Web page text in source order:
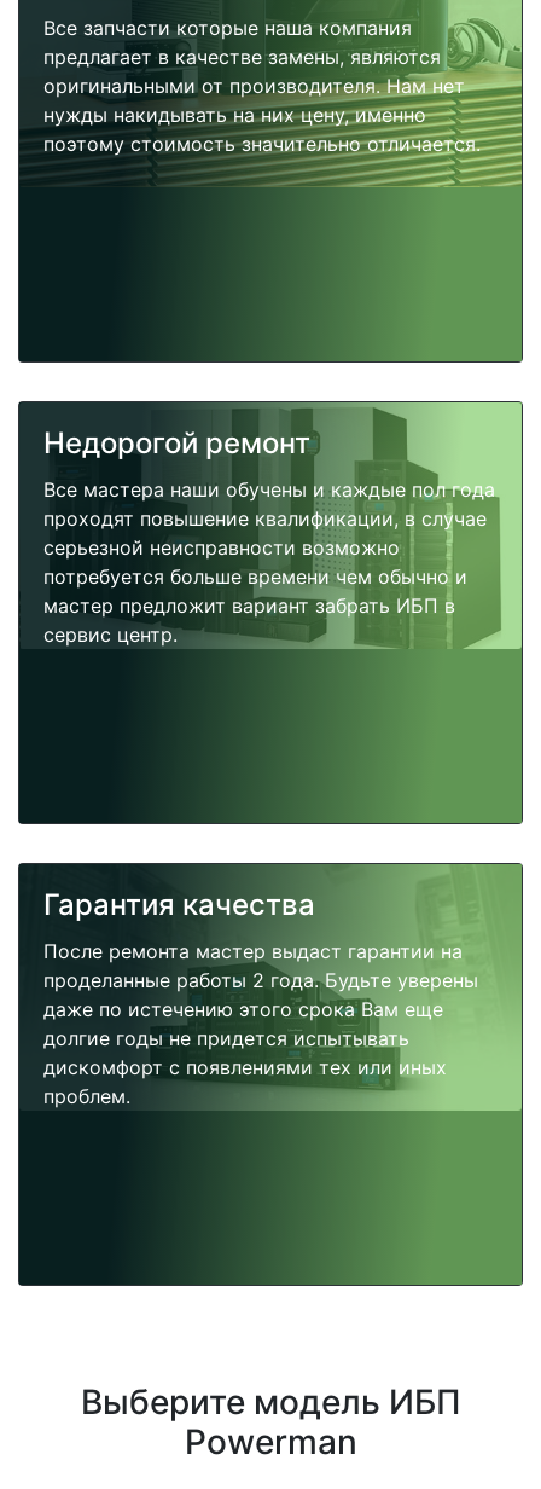
Все запчасти которые наша компания
предлагает в качестве замены, являются
оригинальными от производителя. Нам нет
нужды накидывать на них цену, именно
поэтому стоимость значительно отличается.
Недорогой ремонт
Все мастера наши обучены и каждые пол года
проходят повышение квалификации, в случае
серьезной неисправности возможно
потребуется больше времени чем обычно и
мастер предложит вариант забрать ИБП в
сервис центр.
Гарантия качества
После ремонта мастер выдаст гарантии на
проделанные работы 2 года. Будьте уверены
даже по истечению этого срока Вам еще
долгие годы не придется испытывать
дискомфорт с появлениями тех или иных
проблем.
Выберите модель ИБП
Powerman